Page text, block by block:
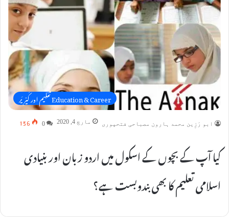
Education & Career تَعْلِیم اور کَیْرِیَر
ابو رَزِین محمد ہارون مصباحی فتحپوری مارچ 4, 2020 0
156
کیا آپ کے بچوں کے اسکول میں اردو زبان اور بنیادی
اسلامی تعلیم کا بھی بندوبست ہے؟